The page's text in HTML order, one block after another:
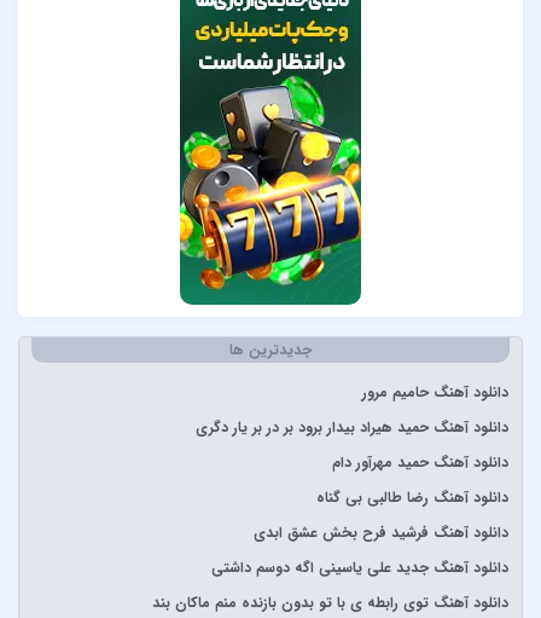
آرتا و آرون
آرتا و پارسالیپ
آرش AP
آرش و ساسی
آرمان گرشاسبی
آرمین زارعی
آرون افشار
آصف آریا
جدیدترین ها
دانلود آهنگ حامیم مرور
دانلود آهنگ حمید هیراد بیدار برود بر در بر یار دگری
دانلود آهنگ حمید مهرآور دام
دانلود آهنگ رضا طالبی بی گناه
دانلود آهنگ فرشید فرح بخش عشق ابدی
دانلود آهنگ جدید علی یاسینی اگه دوسم داشتی
دانلود آهنگ توی رابطه ی با تو بدون بازنده منم ماکان بند